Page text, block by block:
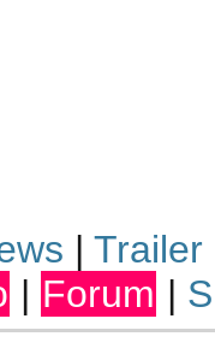
| Trailer
| Forum |